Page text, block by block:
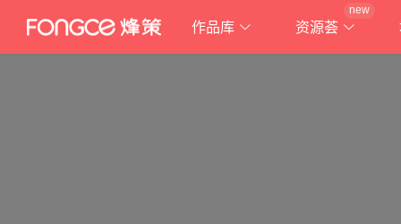
作品库 资源荟
new